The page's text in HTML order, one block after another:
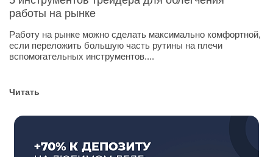
работы на рынке
Работу на рынке можно сделать максимально комфортной,
если переложить большую часть рутины на плечи
вспомогательных инструментов....
Читать